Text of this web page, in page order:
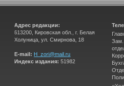
Адрес редакции:
613200, Кировская обл., г. Белая
Холуница, ул. Смирнова, 18
E-mail: H_zori@mail.ru
Индекс издания: 51982
Зам.